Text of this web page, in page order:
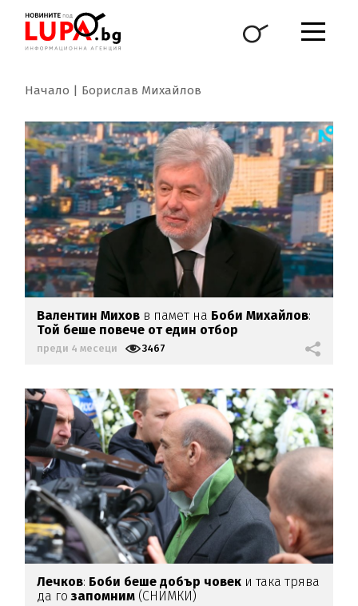
Начало Борислав Михайлов
Валентин Михов в памет на Боби Михайлов:
Той беше повече от един отбор
преди 4 месеци 3467
Лечков: Боби беше добър човек и така трява
да гозапомним (СНИМКИ)